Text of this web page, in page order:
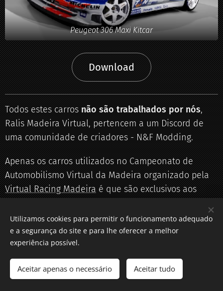
Peugeot 306 Maxi Kitcar
Download
Todos estes carrosnão são trabalhados por nós,
Ralis Madeira Virtual, pertencem a um Discord de
uma comunidade de criadores - N&F Modding.
Apenas os carros utilizados no Campeonato de
Automobilismo Virtual da Madeira organizado pela
Virtual Racing Madeiraé que são exclusivos aos
© Ralis Madeira Virtual
Utilizamos cookies para permitir o funcionamento adequado
e a segurança do site e para lhe oferecer a melhor
experiência possível.
Aceitar apenas o necessário Aceitar tudo